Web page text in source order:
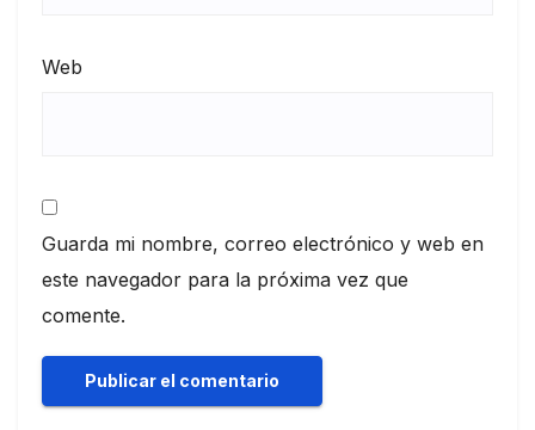
Web
Guarda mi nombre, correo electrónico y web en
este navegador para la próxima vez que
comente.